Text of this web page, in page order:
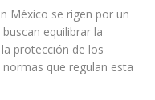
México se rigen por un
equilibrar la
protección de los
que regulan esta